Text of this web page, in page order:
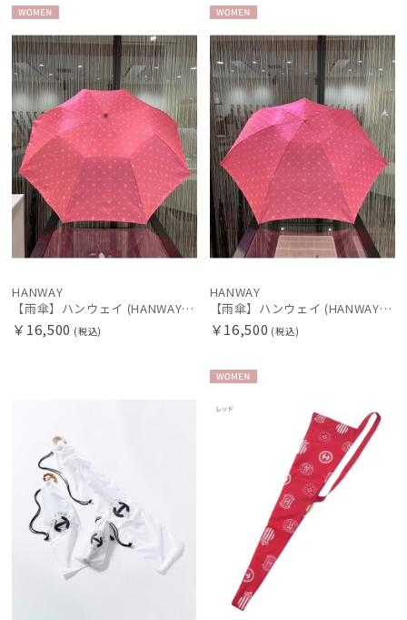
N
HANWAY
【雨傘】ハンウェイ (HANWAY) PジャカードHDots 楽折 日本製
￥16,500 (税込)
N
HANWAY
【雨傘】ハンウェイ (HANWAY) PジャカードHDots 折りたたみ傘 日本製
￥16,500 (税込)
N